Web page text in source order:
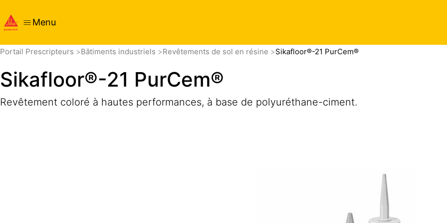
Menu
Portail Prescripteurs Bâtiments industriels Revêtements de sol en résine Sikafloor®-21 PurCem®
Sikafloor®-21 PurCem®
Revêtement coloré à hautes performances, à base de polyuréthane-ciment.
AperçuDétails produitsApplicationDocuments